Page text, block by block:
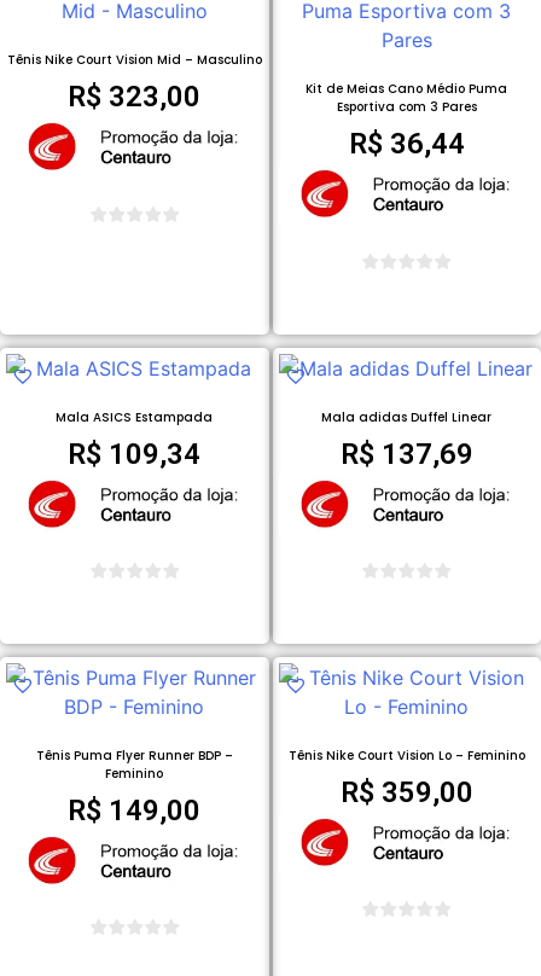
Tênis Nike Court Vision Mid – Masculino
R$ 323,00
Kit de Meias Cano Médio Puma
Esportiva com 3 Pares
R$ 36,44
Mala ASICS Estampada
R$ 109,34
Mala adidas Duffel Linear
R$ 137,69
Tênis Puma Flyer Runner BDP –
Feminino
R$ 149,00
Tênis Nike Court Vision Lo – Feminino
R$ 359,00